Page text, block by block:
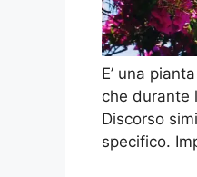
E’ una
che durante
Discorso
specifico.